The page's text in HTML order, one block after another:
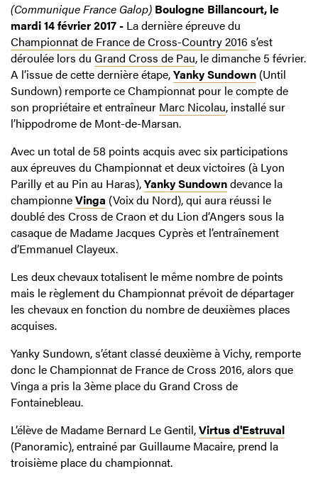
(Communique France Galop) Boulogne Billancourt, le
mardi 14 février 2017 - La dernière épreuve du
Championnat de France de Cross-Country 2016 s’est
déroulée lors du Grand Cross de Pau, le dimanche 5 février.
A l’issue de cette dernière étape,Yanky Sundown (Until
Sundown) remporte ce Championnat pour le compte de
son propriétaire et entraîneur Marc Nicolau, installé sur
l’hippodrome de Mont-de-Marsan.
Avec un total de 58 points acquis avec six participations
aux épreuves du Championnat et deux victoires (à Lyon
Parilly et au Pin au Haras),Yanky Sundowndevance la
championneVinga (Voix du Nord), qui aura réussi le
doublé des Cross de Craon et du Lion d’Angers sous la
casaque de Madame Jacques Cyprès et l’entraînement
d’Emmanuel Clayeux.
Les deux chevaux totalisent le même nombre de points
mais le règlement du Championnat prévoit de départager
les chevaux en fonction du nombre de deuxièmes places
acquises.
Yanky Sundown, s’étant classé deuxième à Vichy, remporte
donc le Championnat de France de Cross 2016, alors que
Vinga a pris la 3ème place du Grand Cross de
Fontainebleau.
L’élève de Madame Bernard Le Gentil,Virtus d'Estruval
(Panoramic), entrainé par Guillaume Macaire, prend la
troisième place du championnat.